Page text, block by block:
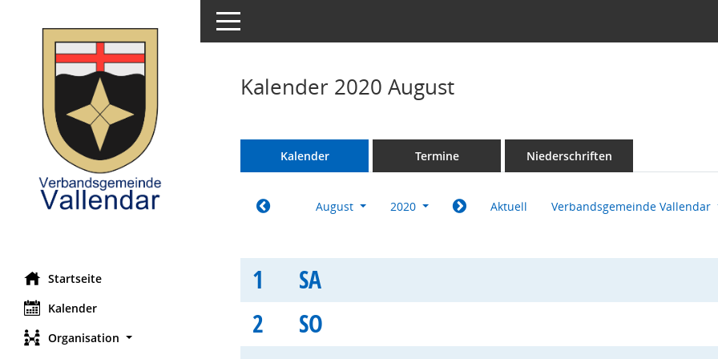
Startseite
Kalender
Organisation
Toggle navigation
Kalender 2020 August
Kalender Termine Niederschriften
August 2020 Aktuell Verbandsgemeinde Vallendar
1
SA
2
SO